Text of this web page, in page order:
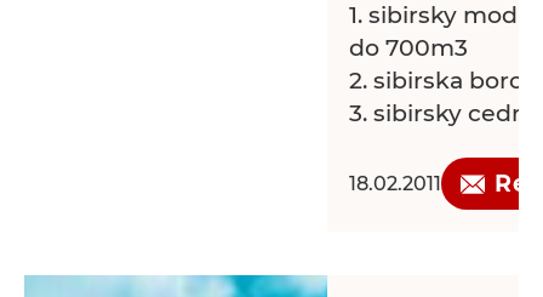
1. sibirsky
do 700m3
2. sibirska
3. sibirsky cedr
Mame zajem o
18.02.2011